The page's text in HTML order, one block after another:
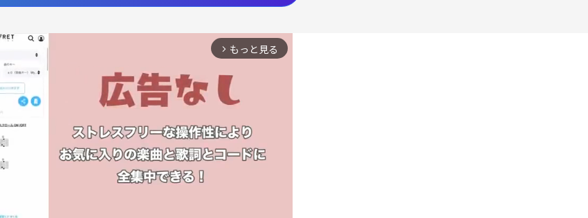
arrow_forward_ios もっと見る